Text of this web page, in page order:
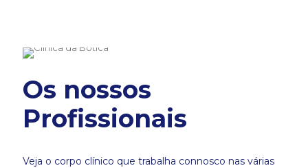
Os nossos
Profissionais
Veja o corpo clínico que trabalha connosco nas várias